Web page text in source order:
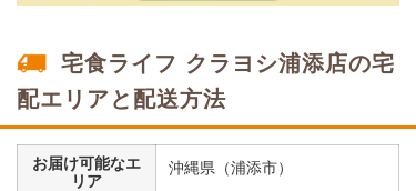
鯛の塩焼きセット
コーン
小松菜
宅食ライフ クラヨシ浦添店の宅
配エリアと配送方法
お届け可能なエ
リア
沖縄県（浦添市）